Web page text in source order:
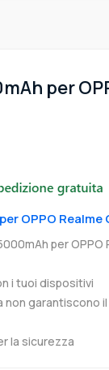
per
OPPO Realme
per OPPO
i tuoi dispositivi
garantiscono
la sicurezza